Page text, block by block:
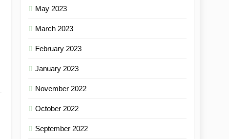
May 2023
March 2023
February 2023
January 2023
November 2022
October 2022
September 2022